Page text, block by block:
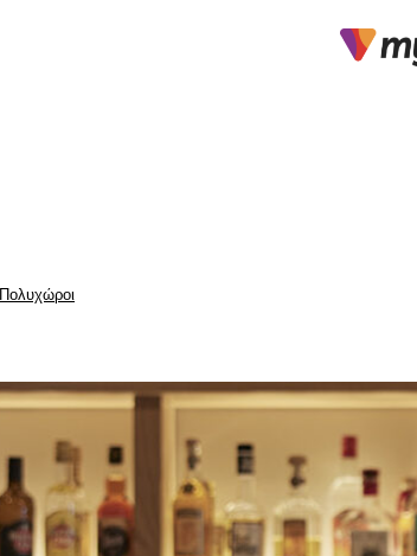
Πολυχώροι